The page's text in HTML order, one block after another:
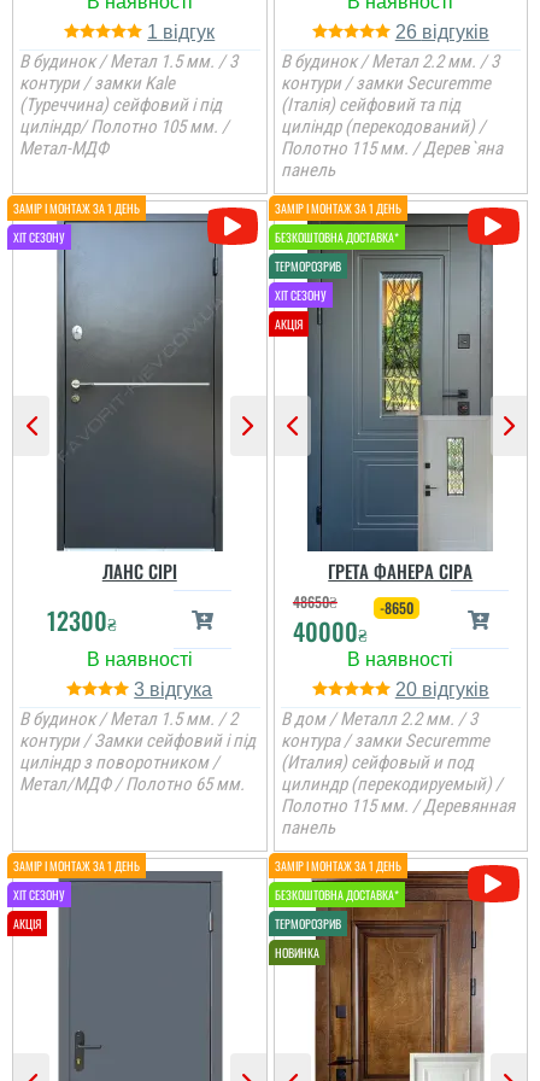
читати всі відгуки
Петро
компанії. Все виконало
вчасно, акуратно та
надійно.
Сергій
Якщо ви обираєте двері
добротні в квартиру, то
це саме ця модель і по
ціні і по параметрам.
Спрацювали швидко і
акуратно....
читати всі відгуки
Ярослав
За свої гроші дуже
Женя
Вся сім'я задоволена
товстелезні та міцні на
вид двері, покриття яке
нічого ок боїться,
встановили швидко....
1
В будинок / Метал 1.5 мм. / 3
контури / замки Kale
(Туреччина) сейфовий і під
циліндр/ Полотно 105 мм. /
Метал-МДФ
26
В будинок / Метал 2.2 мм. / 3
контури / замки Securemme
(Італія) сейфовий та під
циліндр (перекодований) /
Полотно 115 мм. / Дерев`яна
панель
ЛАНС СІРІ
12300₴
3
В будинок / Метал 1.5 мм. / 2
контури / Замки сейфовий і під
циліндр з поворотником /
Метал/МДФ / Полотно 65 мм.
ГРЕТА ФАНЕРА СІРА
48650₴
40000₴
-8650
20
В дом / Металл 2.2 мм. / 3
контура / замки Securemme
(Италия) сейфовый и под
цилиндр (перекодируемый) /
Полотно 115 мм. / Деревянная
панель